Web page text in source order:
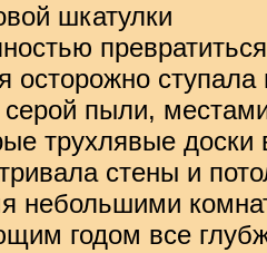
шкатулки
осторожно
пыли,
трухлявые
стены и
небольшими
годом все